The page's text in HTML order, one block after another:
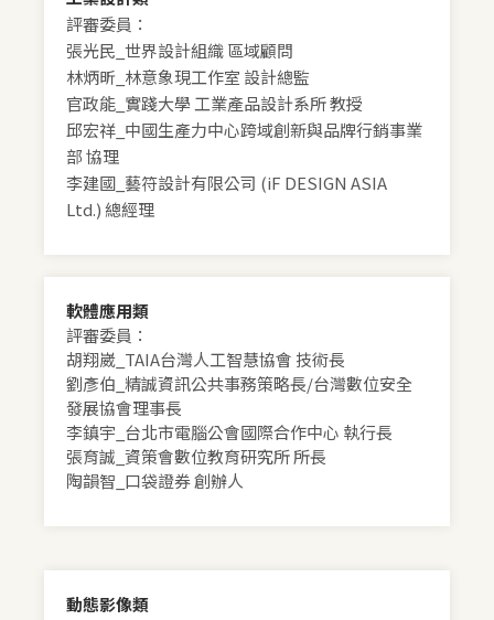
評審委員：
張光民_世界設計組織 區域顧問
林炳昕_林意象現工作室 設計總監
官政能_實踐大學 工業產品設計系所 教授
邱宏祥_中國生產力中心跨域創新與品牌行銷事業
部 協理
李建國_藝符設計有限公司 (iF DESIGN ASIA
Ltd.) 總經理
軟體應用類
評審委員：
胡翔崴_TAIA台灣人工智慧協會 技術長
劉彥伯_精誠資訊公共事務策略長/台灣數位安全
發展協會理事長
李鎮宇_台北市電腦公會國際合作中心 執行長
張育誠_資策會數位教育研究所 所長
陶韻智_口袋證券 創辦人
動態影像類